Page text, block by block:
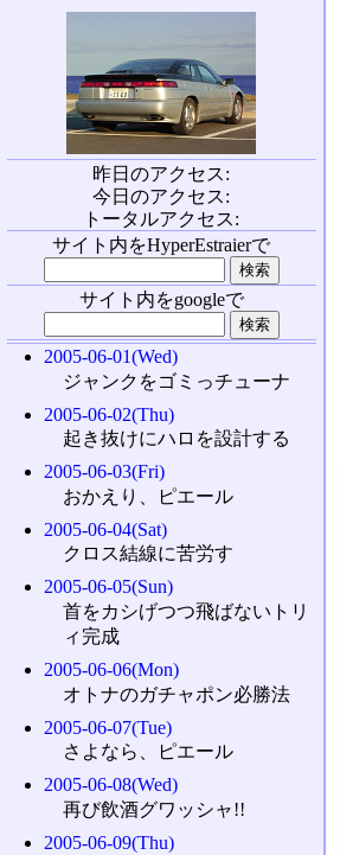
昨日のアクセス:
今日のアクセス:
トータルアクセス:
サイト内をHyperEstraierで
サイト内をgoogleで
2005-06-01(Wed)
ジャンクをゴミっチューナ
2005-06-02(Thu)
起き抜けにハロを設計する
2005-06-03(Fri)
おかえり、ピエール
2005-06-04(Sat)
クロス結線に苦労す
2005-06-05(Sun)
首をカシげつつ飛ばないトリ
ィ完成
2005-06-06(Mon)
オトナのガチャポン必勝法
2005-06-07(Tue)
さよなら、ピエール
2005-06-08(Wed)
再び飲酒グワッシャ!!
2005-06-09(Thu)